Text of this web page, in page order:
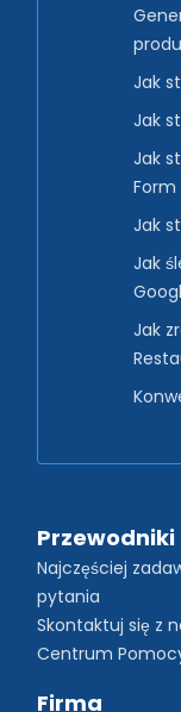
Jak
Jak
Jak
Form
Jak
Jak
Jak
Przewodniki
Najczęściej
pytania
Skontaktuj się z
Centrum
Firma